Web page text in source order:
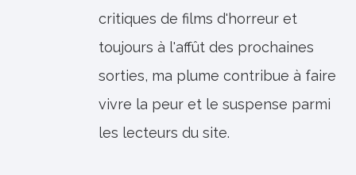
critiques de films d'horreur et
toujours à l'affût des prochaines
sorties, ma plume contribue à faire
vivre la peur et le suspense parmi
les lecteurs du site.